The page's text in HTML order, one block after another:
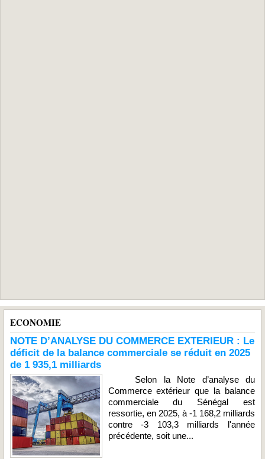
ECONOMIE
NOTE D’ANALYSE DU COMMERCE EXTERIEUR : Le
déficit de la balance commerciale se réduit en 2025
de 1 935,1 milliards
Selon la Note d’analyse du
Commerce extérieur que la balance
commerciale du Sénégal est
ressortie, en 2025, à -1 168,2 milliards
contre -3 103,3 milliards l'année
précédente, soit une...